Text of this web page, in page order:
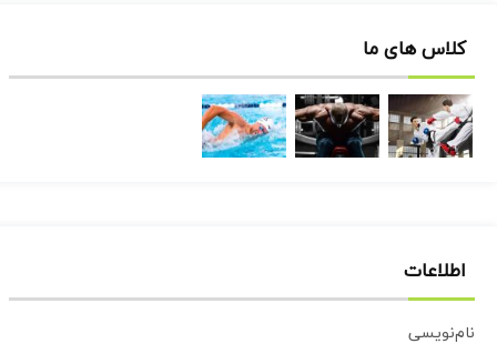
کلاس های ما
اطلاعات
نام‌نویسی